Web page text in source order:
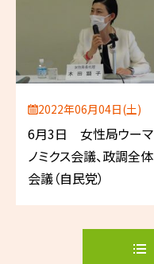
2022年06月04日(土)
6月3日 女性局ウーマ
ノミクス会議、政調全体
会議（自民党）